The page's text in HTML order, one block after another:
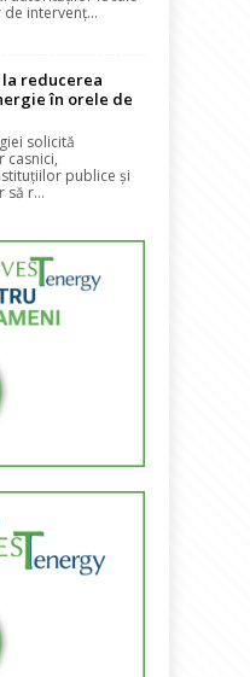
intervenț...
reducerea
în orele de
solicită
casnici,
publice și
să r...